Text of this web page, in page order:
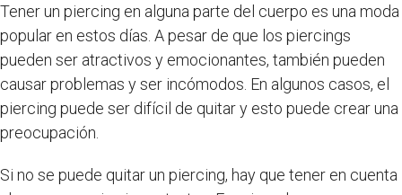
Tener un piercing en alguna parte del cuerpo es una moda
popular en estos días. A pesar de que los piercings
pueden ser atractivos y emocionantes, también pueden
causar problemas y ser incómodos. En algunos casos, el
piercing puede ser difícil de quitar y esto puede crear una
preocupación.
Si no se puede quitar un piercing, hay que tener en cuenta